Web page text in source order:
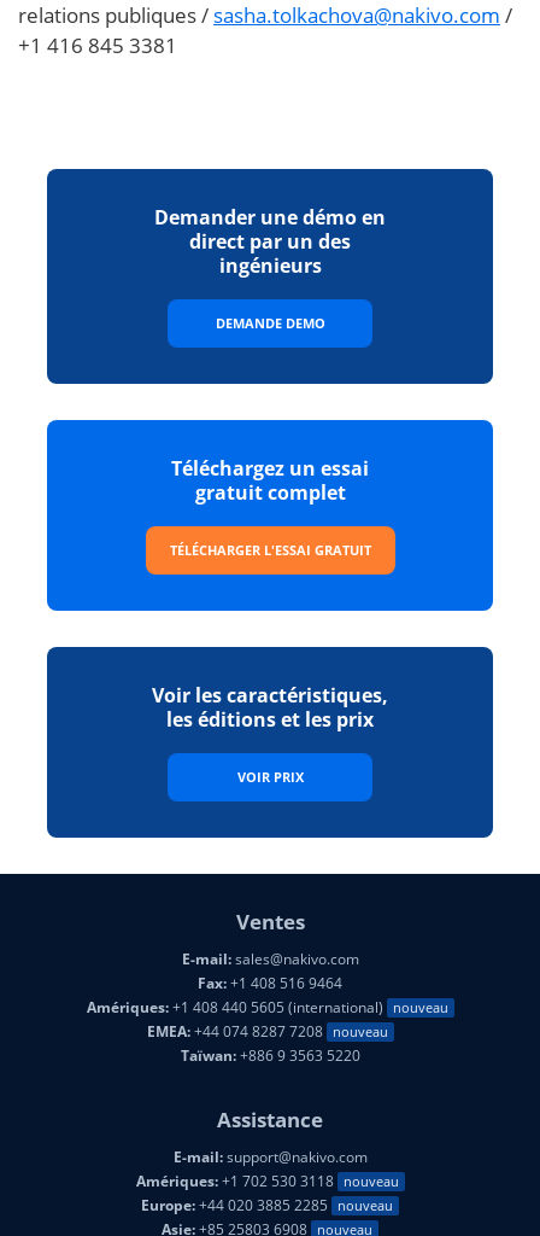
relations publiques / sasha.tolkachova@nakivo.com /
+1 416 845 3381
Demander une démo en
direct par un des
ingénieurs
DEMANDE DEMO
Téléchargez un essai
gratuit complet
TÉLÉCHARGER L'ESSAI GRATUIT
Voir les caractéristiques,
les éditions et les prix
VOIR PRIX
Ventes
E-mail:sales@nakivo.com
Fax:+1 408 516 9464
Amériques:+1 408 440 5605 (international) nouveau
EMEA:+44 074 8287 7208 nouveau
Taïwan:+886 9 3563 5220
Assistance
E-mail:support@nakivo.com
Amériques:+1 702 530 3118 nouveau
Europe:+44 020 3885 2285 nouveau
Asie:+85 25803 6908 nouveau